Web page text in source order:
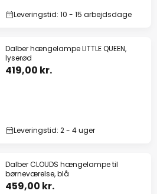
Leveringstid: 10 - 15 arbejdsdage
Dalber hængelampe LITTLE QUEEN,
lyserød
419,00 kr.
Leveringstid: 2 - 4 uger
Dalber CLOUDS hængelampe til
børneværelse, blå
459,00 kr.